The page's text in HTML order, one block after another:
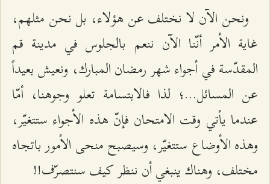
ونحن الآن لا نختلف عن هؤلاء، بل نحن مثلهم،
غاية الأمر أنّنا الآن ننعم بالجلوس في مدينة قم
المقدّسة في أجواء شهر رمضان المبارك، ونعيش بعيداً
عن المسائل…؛ لذا فالابتسامة تعلو وجوهنا، أمّا
عندما يأتي وقت الامتحان فإنّ هذه الأجواء ستتغيّر،
وهذه الأوضاع ستتغيّر، وسيصبح منحى الأمور باتجاه
مختلف، وهناك ينبغي أن ننظر كيف سنتصرّف!!